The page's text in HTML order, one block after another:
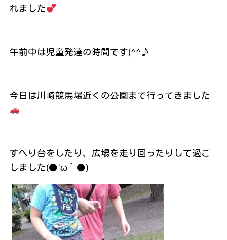
れました
午前中は児童発達の時間です(^^♪
今日は川崎競馬場近くの公園まで行ってきました
すべり台をしたり、広場を走り回ったりして過ご
しました(●´ω｀●)